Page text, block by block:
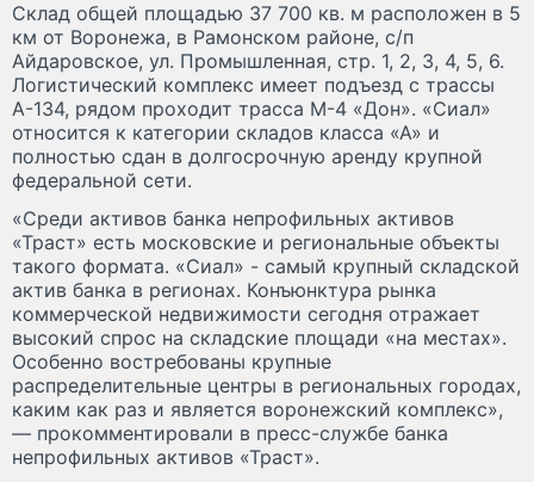
Склад общей площадью 37 700 кв. м расположен в 5
км от Воронежа, в Рамонском районе, с/п
Айдаровское, ул. Промышленная, стр. 1, 2, 3, 4, 5, 6.
Логистический комплекс имеет подъезд с трассы
А-134, рядом проходит трасса М-4 «Дон». «Сиал»
относится к категории складов класса «А» и
полностью сдан в долгосрочную аренду крупной
федеральной сети.
«Среди активов банка непрофильных активов
«Траст» есть московские и региональные объекты
такого формата. «Сиал» - самый крупный складской
актив банка в регионах. Конъюнктура рынка
коммерческой недвижимости сегодня отражает
высокий спрос на складские площади «на местах».
Особенно востребованы крупные
распределительные центры в региональных городах,
каким как раз и является воронежский комплекс»,
— прокомментировали в пресс-службе банка
непрофильных активов «Траст».